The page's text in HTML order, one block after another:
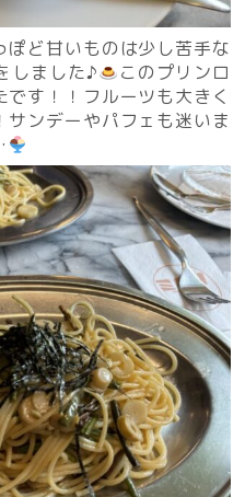
ど甘いものは少し苦手な
しました♪
このプリンロ
す！！フルーツも大きく
ンデーやパフェも迷いま